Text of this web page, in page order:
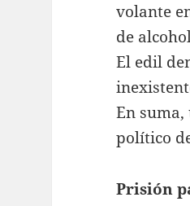
volante
de
El edil
En
político
Prisión